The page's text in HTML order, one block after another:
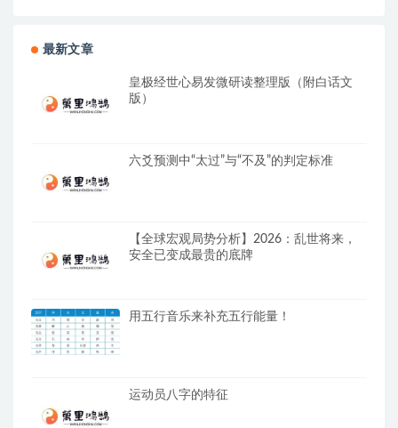
最新文章
皇极经世心易发微研读整理版（附白话文
版）
六爻预测中“太过”与“不及”的判定标准
【全球宏观局势分析】2026：乱世将来，
安全已变成最贵的底牌
用五行音乐来补充五行能量！
运动员八字的特征